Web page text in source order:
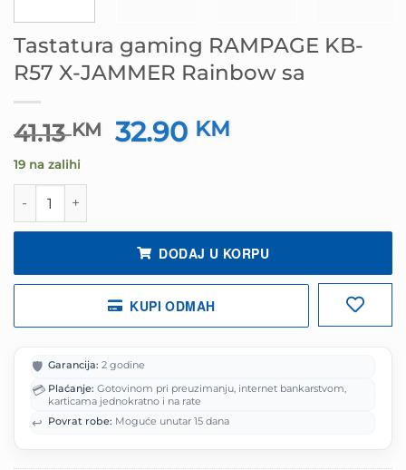
Tastatura gaming RAMPAGE KB-
R57 X-JAMMER Rainbow sa
41.13KM
Izvorna
cijena
32.90 KM
19 na zalihi
Tastatura gaming RAMPAGE KB-R57 X-JAMMER
DODAJ U KORPU
KUPI ODMAH
🛡️ Garancija: 2 godine
💳 Plaćanje: Gotovinom pri preuzimanju, internet bankarstvom,
karticama jednokratno i na rate
↩️ Povrat robe: Moguće unutar 15 dana